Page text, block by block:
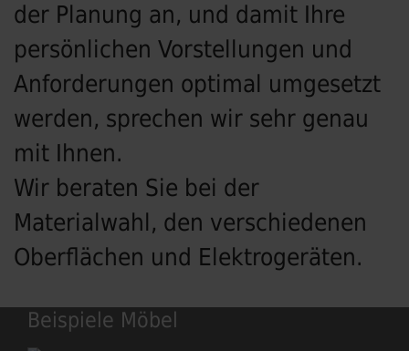
der Planung an, und damit Ihre
persönlichen Vorstellungen und
Anforderungen optimal umgesetzt
werden, sprechen wir sehr genau
mit Ihnen.
Wir beraten Sie bei der
Materialwahl, den verschiedenen
Oberflächen und Elektrogeräten.
Beispiele Möbel